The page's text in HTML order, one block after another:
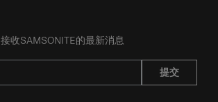
接收SAMSONITE的最新消息
提交